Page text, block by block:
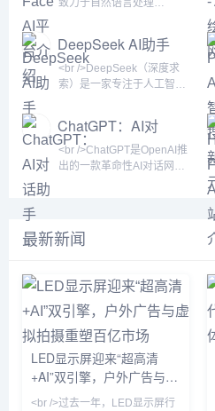
模型、DALL-E系列图像生
成模
速获取AI辅助。<br /><br />
<br />DeepAI的核心功能包
括文本生成、图像生成、图
可辅助写作、头脑风暴；
致力于自然语言处理
享的开源社区与平台。它提
供海量的预训练模型、数据
集和演示应用，让开发者能
够快速构建、训练和部署AI
上传自己的模型、下载他人
的成果，并通过
Transformers库轻松调用各
DeepSeek AI助手
<br />DeepSeek（深度求
索）是一家专注于人工智能
官方网站提供了AI对话助
手、API接口及开源模型下
载等服务。作为国内领先的
AI技术平台，DeepSeek以
语言交互，获得编程辅助、
知识问答、创意写作、文档
<br /><br />DeepSeek的主
打功能是智能对
ChatGPT：AI对
话助手
<br />ChatGPT是OpenAI推
出的一款革命性AI对话网
年底发布以来，它迅速成为
全球最受关注的AI产品之
习、创意生成等众多领域。
作为AI技术普及的重要标
志，ChatGPT不仅改变了人
们获取信息的方式，也推动
了人工智能技术的商业化与
大众化进程。<br /><br />
<br />ChatGP
最新新闻
LED显示屏迎来“超高清
+AI”双引擎，户外广告与虚
拟拍摄重塑百亿市场
<br />过去一年，LED显示屏行